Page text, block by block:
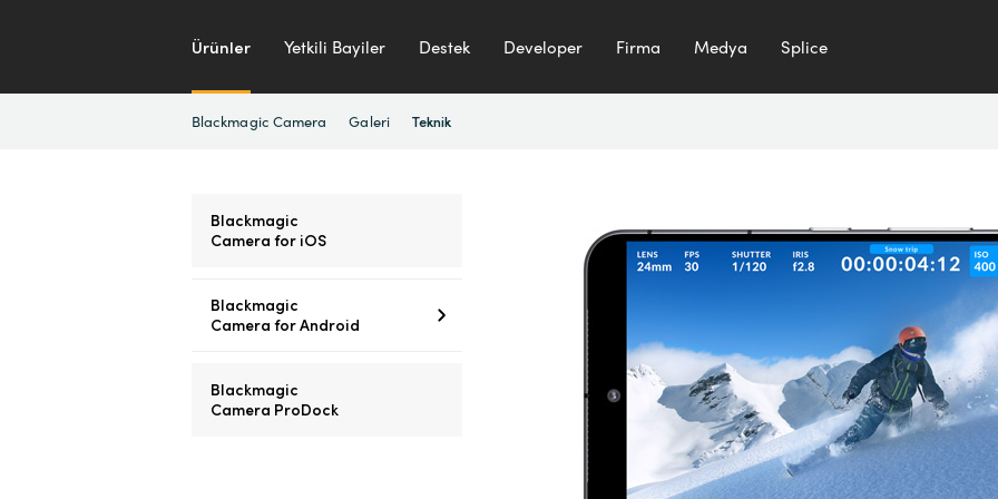
Ürünler Yetkili Bayiler Destek Developer Firma Medya Splice
Blackmagic Camera Galeri Teknik
Blackmagic
Camera for iOS
Blackmagic
Camera for Android
Blackmagic
Camera ProDock